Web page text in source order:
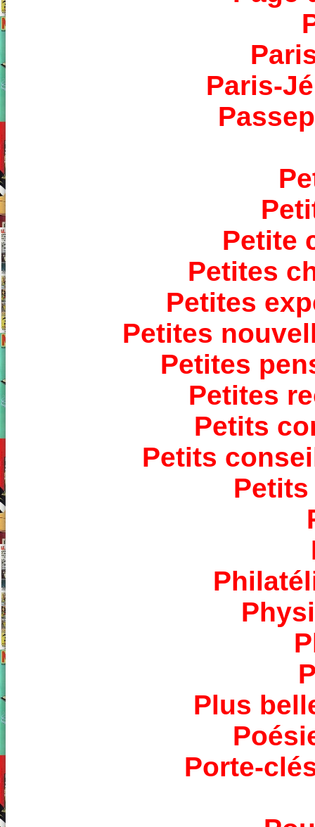
Paris-
Petite
Petites
Petites
Petites
Petites
Petites
Petits
Petits
Plus
Porte-